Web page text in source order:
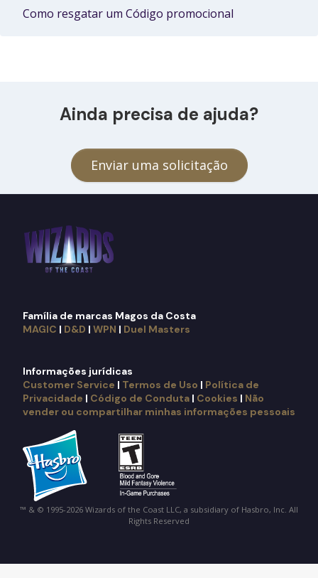
Como resgatar um Código promocional
Ainda precisa de ajuda?
Enviar uma solicitação
Família de marcas Magos da Costa
MAGIC | D&D | WPN | Duel Masters
Informações jurídicas
Customer Service | Termos de Uso | Política de
Privacidade | Código de Conduta | Cookies | Não
vender ou compartilhar minhas informações pessoais
™ & © 1995-2026 Wizards of the Coast LLC, a subsidiary of Hasbro, Inc. All
Rights Reserved